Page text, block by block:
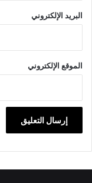
البريد الإلكتروني
الموقع الإلكتروني